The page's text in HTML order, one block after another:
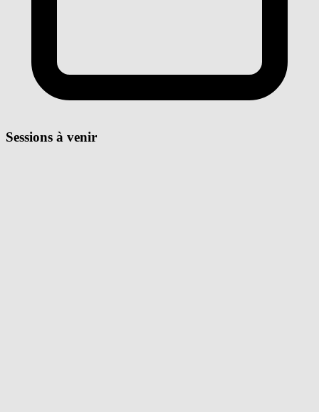
Sessions à venir